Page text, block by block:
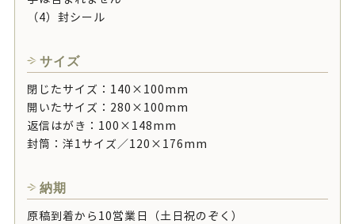
（4）封シール
サイズ
閉じたサイズ：140×100mm
開いたサイズ：280×100mm
返信はがき：100×148mm
封筒：洋1サイズ／120×176mm
納期
原稿到着から10営業日（土日祝のぞく）